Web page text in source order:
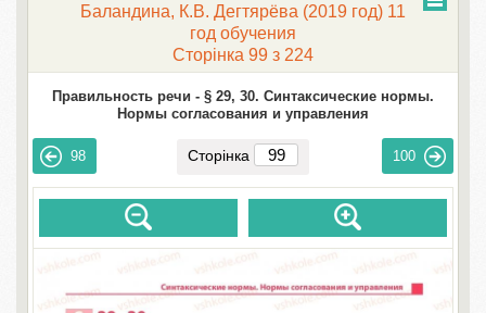
Баландина, К.В. Дегтярёва (2019 год) 11
год обучения
Сторінка 99 з 224
Правильность речи - § 29, 30. Синтаксические нормы.
Нормы согласования и управления
98 Сторінка 100